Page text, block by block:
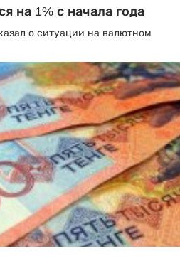
на 1% с начала года
о ситуации на валютном